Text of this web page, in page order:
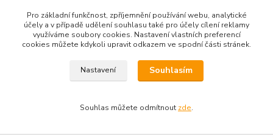
Kontakty
Pro základní funkčnost, zpříjemnění používání webu, analytické
účely a v případě udělení souhlasu také pro účely cílení reklamy
využíváme soubory cookies. Nastavení vlastních preferencí
cookies můžete kdykoli upravit odkazem ve spodní části stránek.
Nastavení Souhlasím
Souhlas můžete odmítnout zde.